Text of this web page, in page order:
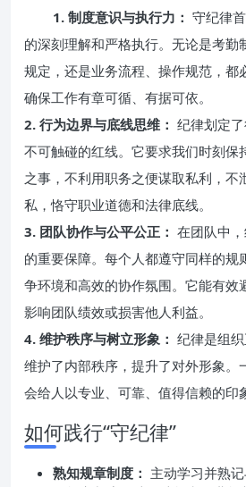
1. 制度意识与执行力： 守纪律
的深刻理解和严格执行。无论是考勤
规定，还是业务流程、操作规范，都
确保工作有章可循、有据可依。
2. 行为边界与底线思维： 纪律划定
不可触碰的红线。它要求我们时刻保
之事，不利用职务之便谋取私利，不
私，恪守职业道德和法律底线。
3. 团队协作与公平公正： 在团队中
的重要保障。每个人都遵守同样的规
争环境和高效的协作氛围。它能有效
影响团队绩效或损害他人利益。
4. 维护秩序与树立形象： 纪律是组
维护了内部秩序，提升了对外形象。
会给人以专业、可靠、值得信赖的印
如何践行“守纪律”
熟知规章制度： 主动学习并熟